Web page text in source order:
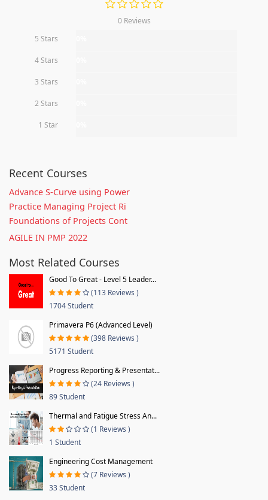
0 Reviews
5 Stars
4 Stars
3 Stars
2 Stars
1 Star
Recent Courses
Advance S-Curve using Power
Practice Managing Project Ri
Foundations of Projects Cont
AGILE IN PMP 2022
Most Related Courses
Good To Great - Level 5 Leader...
(113 Reviews )
1704 Student
Primavera P6 (Advanced Level)
(398 Reviews )
5171 Student
Progress Reporting & Presentat...
(24 Reviews )
89 Student
Thermal and Fatigue Stress An...
(1 Reviews )
1 Student
Engineering Cost Management
(7 Reviews )
33 Student